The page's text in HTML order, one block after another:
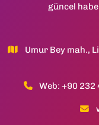
güncel
Umur Bey mah.,
Web: +90